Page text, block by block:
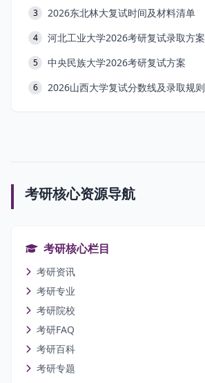
3 2026东北林大复试时间及材料清单
4 河北工业大学2026考研复试录取方案
5 中央民族大学2026考研复试方案
6 2026山西大学复试分数线及录取规则
考研核心资源导航
考研核心栏目
考研资讯
考研专业
考研院校
考研FAQ
考研百科
考研专题